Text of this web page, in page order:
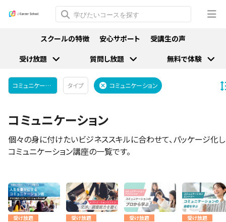
コミュニケーション タイプ コミュニケーション
コミュニケーション
個々の身に付けたいビジネススキルに合わせて、パッケージ化
コミュニケーション講座の一覧です。
受け放題 受け放題 受け放題 受け放題
スクールの特徴 安心サポート
受講生の声
受け放題
質問し放題 無料で体験